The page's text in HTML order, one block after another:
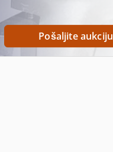
Pošaljite aukciju